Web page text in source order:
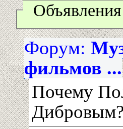
Объявления
Форум:
фильмов ...
Почему
Дибровым?